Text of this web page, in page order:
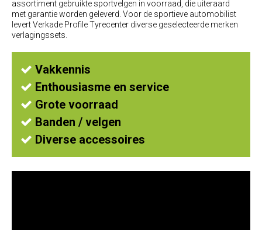
assortiment gebruikte sportvelgen in voorraad, die uiteraard
met garantie worden geleverd. Voor de sportieve automobilist
levertVerkade Profile Tyrecenter diverse geselecteerde merken
verlagingssets.
 Vakkennis
 Enthousiasme en service
 Grote voorraad
 Banden / velgen
 Diverse accessoires